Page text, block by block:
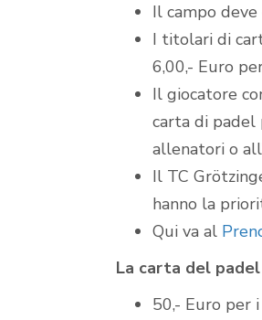
Il campo
I titolari di
6,00,- Euro
Il giocatore
carta di padel
allenatori o
Il TC
hanno la
Qui va al
La carta del
50,- Euro per